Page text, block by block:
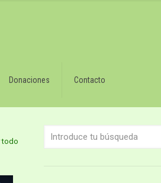
Donaciones Contacto
todo